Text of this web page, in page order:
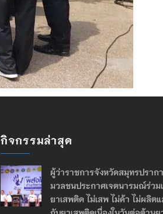
กิจกรรมล่าสุด
ผู้ว่าราชการจังหวัดสมุทรปราก
มวลชนประกาศเจตนารมณ์ร่วม
ยาเสพติด ไม่เสพ ไม่ค้า ไม่ผลิตแ